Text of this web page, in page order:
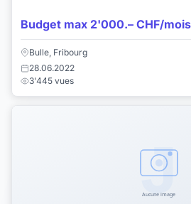
Budget max 2'000.– CHF/mois
Bulle, Fribourg
28.06.2022
3'445 vues